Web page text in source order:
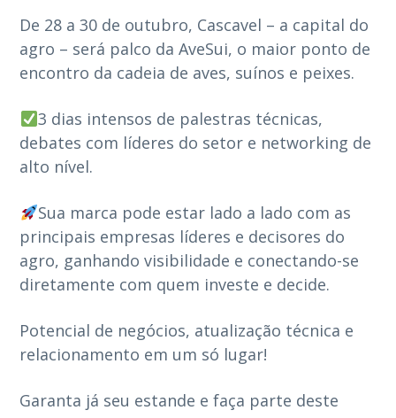
De 28 a 30 de outubro, Cascavel – a capital do
agro – será palco da AveSui, o maior ponto de
encontro da cadeia de aves, suínos e peixes.
3 dias intensos de palestras técnicas,
debates com líderes do setor e networking de
alto nível.
Sua marca pode estar lado a lado com as
principais empresas líderes e decisores do
agro, ganhando visibilidade e conectando-se
diretamente com quem investe e decide.
Potencial de negócios, atualização técnica e
relacionamento em um só lugar!
Garanta já seu estande e faça parte deste